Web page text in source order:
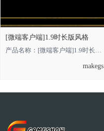
[微端客户端]1.9时长版风格
产品名称：[微端客户端]1.9时长版风格 **** 本内容被作者隐藏 **** **** 本内容被
makegs